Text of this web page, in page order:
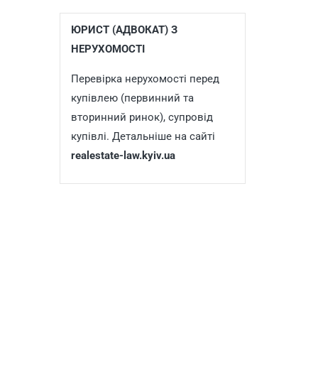
ЮРИСТ (АДВОКАТ) З
НЕРУХОМОСТІ
Перевірка нерухомості перед
купівлею (первинний та
вторинний ринок), супровід
купівлі. Детальніше на сайті
realestate-law.kyiv.ua